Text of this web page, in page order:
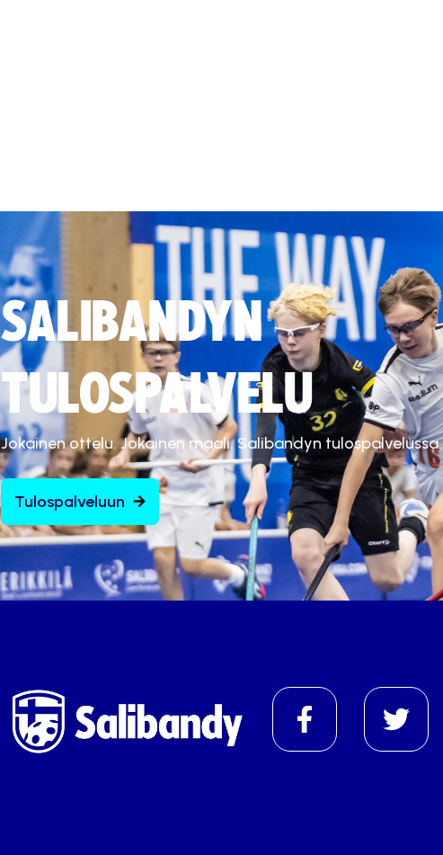
SALIBANDYN
TULOSPALVELU
Jokainen ottelu. Jokainen maali. Salibandyn tulospalvelussa.
Tulospalveluun